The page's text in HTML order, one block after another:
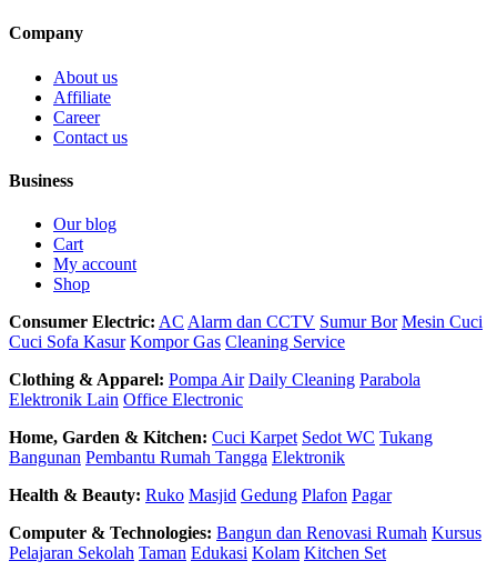
Company
About us
Affiliate
Career
Contact us
Business
Our blog
Cart
My account
Shop
Consumer Electric: AC Alarm dan CCTV Sumur Bor Mesin Cuci
Cuci Sofa Kasur Kompor Gas Cleaning Service
Clothing & Apparel: Pompa Air Daily Cleaning Parabola
Elektronik Lain Office Electronic
Home, Garden & Kitchen: Cuci Karpet Sedot WC Tukang
Bangunan Pembantu Rumah Tangga Elektronik
Health & Beauty: Ruko Masjid Gedung Plafon Pagar
Computer & Technologies: Bangun dan Renovasi Rumah Kursus
Pelajaran Sekolah Taman Edukasi Kolam Kitchen Set